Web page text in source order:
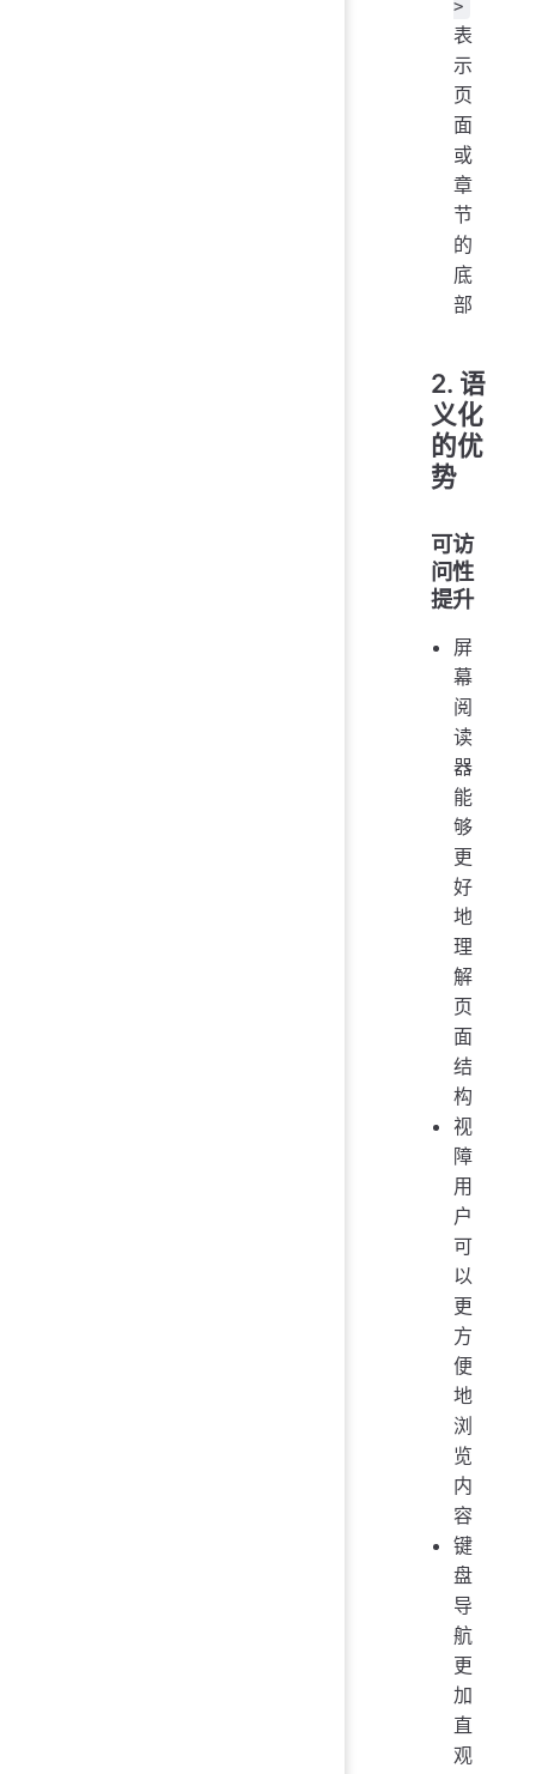
>
表
示
页
面
或
章
节
的
底
部
2. 语
义化
的优
势
可访
问性
提升
屏
幕
阅
读
器
能
够
更
好
地
理
解
页
面
结
构
视
障
用
户
可
以
更
方
便
地
浏
览
内
容
键
盘
导
航
更
加
直
观